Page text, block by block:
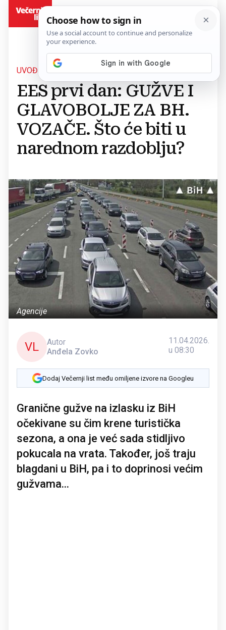
UVOĐENJE NOVIH POSTUPAKA
EES prvi dan: GUŽVE I
GLAVOBOLJE ZA BH.
VOZAČE. Što će biti u
narednom razdoblju?
Agencije
VL
Autor
Anđela Zovko
11.04.2026.
u 08:30
Dodaj Večernji list među omiljene izvore na Googleu
Granične gužve na izlasku iz BiH
očekivane su čim krene turistička
sezona, a ona je već sada stidljivo
pokucala na vrata. Također, još traju
blagdani u BiH, pa i to doprinosi većim
gužvama...